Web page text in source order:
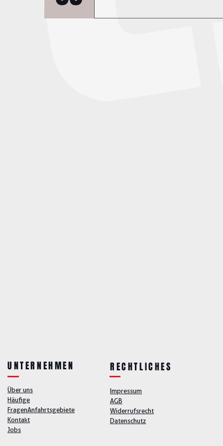
Wie sicher sind meine Daten bei
RECHTLICHES
Impressum
AGB
Widerrufsrecht
Datenschutz
UNTERNEHMEN
Über uns
Häufige
FragenAnfahrtsgebiete
Kontakt
Jobs